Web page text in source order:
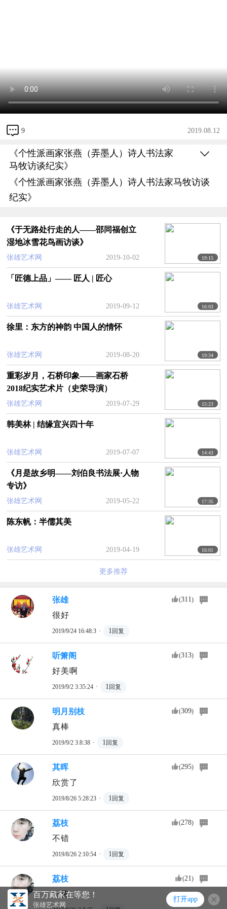
9 2019.08.12
《个性派画家张燕（弄墨人）诗人书法家
马牧访谈纪实》
《个性派画家张燕（弄墨人）诗人书法家马牧访谈
纪实》
《于无路处行走的人——邵同福创立
湿地冰雪花鸟画访谈》
张雄艺术网 2019-10-02 19:15
「匠德上品」—— 匠人 | 匠心
张雄艺术网 2019-09-12 16:03
徐里：东方的神韵 中国人的情怀
张雄艺术网 2019-08-20 19:34
重彩岁月，石桥印象——画家石桥
2018纪实艺术片（史荣导演）
张雄艺术网 2019-07-29 15:23
韩美林 | 结缘宜兴四十年
张雄艺术网 2019-07-07 14:43
《月是故乡明——刘伯良书法展·人物
专访》
张雄艺术网 2019-05-22 17:35
陈东帆：半儒其美
张雄艺术网 2019-04-19 16:01
更多推荐
张雄 (311)
很好
2019/9/24 16:48:3 · 1 回复
听箫阁 (313)
好美啊
2019/9/2 3:35:24 · 1 回复
明月别枝 (309)
真棒
2019/9/2 3:8:38 · 1 回复
其晖 (295)
欣赏了
2019/8/26 5:28:23 · 1 回复
荔枝 (278)
不错
2019/8/26 2:10:54 · 1 回复
荔枝 (21)
好棒
百万藏家在等您！
张雄艺术网
打开app